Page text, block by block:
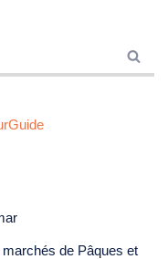
de Pâques et